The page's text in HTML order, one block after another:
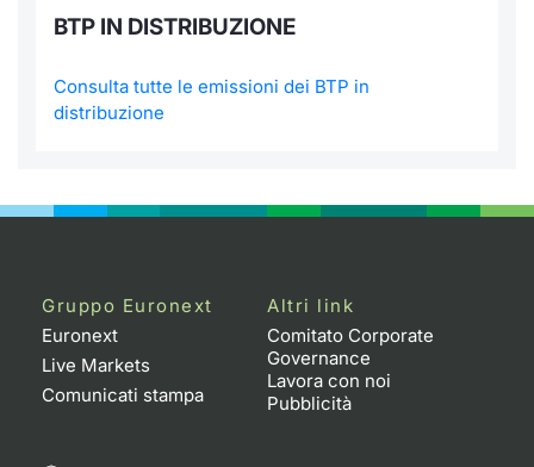
BTP IN DISTRIBUZIONE
Consulta tutte le emissioni dei BTP in
distribuzione
Gruppo Euronext
Euronext
Live Markets
Comunicati stampa
Altri link
Comitato Corporate
Governance
Lavora con noi
Pubblicità